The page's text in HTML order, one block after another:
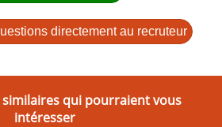
directement au recruteur
qui pourraient vous
intéresser